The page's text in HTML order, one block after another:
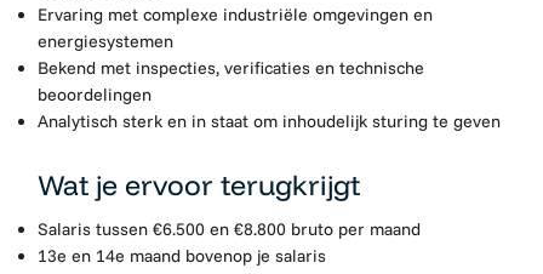
Ervaring met complexe industriële omgevingen en
energiesystemen
Bekend met inspecties, verificaties en technische
beoordelingen
Analytisch sterk en in staat om inhoudelijk sturing te geven
Wat je ervoor terugkrijgt
Salaris tussen €6.500 en €8.800 bruto per maand
13e en 14e maand bovenop je salaris